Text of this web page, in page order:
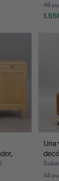
49
Una
44